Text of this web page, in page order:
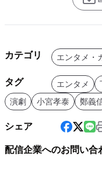
カテゴリ エンタメ・
タグ エンタメ
演劇
小宮孝泰 鄭義
シェア
配信企業へのお問い合